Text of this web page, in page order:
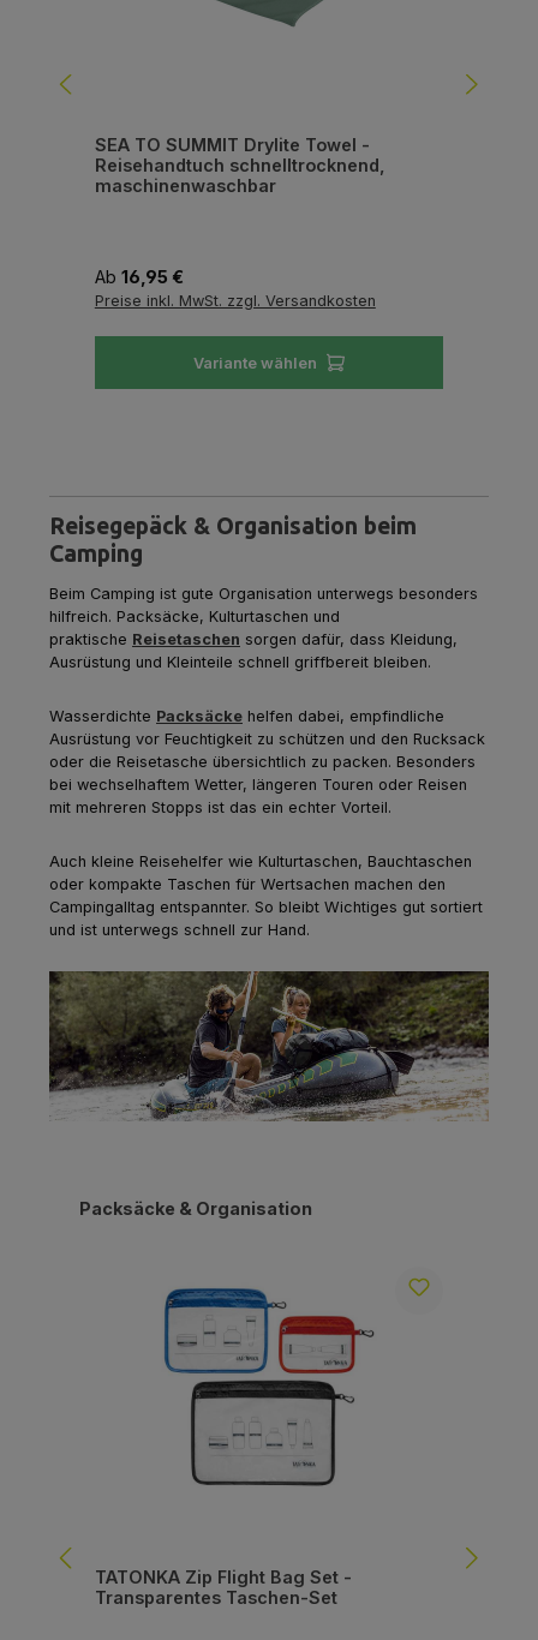
SEA TO SUMMIT Drylite Towel -
Reisehandtuch schnelltrocknend,
maschinenwaschbar
Regulärer Preis:
Ab 16,95 €
Preise inkl. MwSt. zzgl. Versandkosten
Variante wählen
Reisegepäck & Organisation beim
Camping
Beim Camping ist gute Organisation unterwegs besonders
hilfreich. Packsäcke, Kulturtaschen und
praktische Reisetaschen sorgen dafür, dass Kleidung,
Ausrüstung und Kleinteile schnell griffbereit bleiben.
Wasserdichte Packsäcke helfen dabei, empfindliche
Ausrüstung vor Feuchtigkeit zu schützen und den Rucksack
oder die Reisetasche übersichtlich zu packen. Besonders
bei wechselhaftem Wetter, längeren Touren oder Reisen
mit mehreren Stopps ist das ein echter Vorteil.
Auch kleine Reisehelfer wie Kulturtaschen, Bauchtaschen
oder kompakte Taschen für Wertsachen machen den
Campingalltag entspannter. So bleibt Wichtiges gut sortiert
und ist unterwegs schnell zur Hand.
Produktgalerie überspringen
Packsäcke & Organisation
TATONKA Zip Flight Bag Set -
Transparentes Taschen-Set